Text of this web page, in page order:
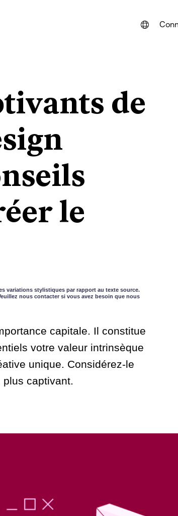
DEUTSCH
PORTUGUÊS
de
le
variations stylistiques par rapport au texte source.
nous contacter si vous avez besoin que nous
capitale. Il constitue
votre valeur intrinsèque
unique. Considérez-le
captivant.